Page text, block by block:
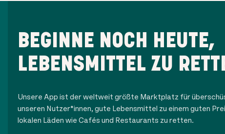
BEGINNE NOCH HEUTE,
LEBENSMITTEL ZU
Unsere App ist der weltweit größte Marktplatz für
unseren Nutzer*innen, gute Lebensmittel zu einem guten
lokalen Läden wie Cafés und Restaurants zu retten.